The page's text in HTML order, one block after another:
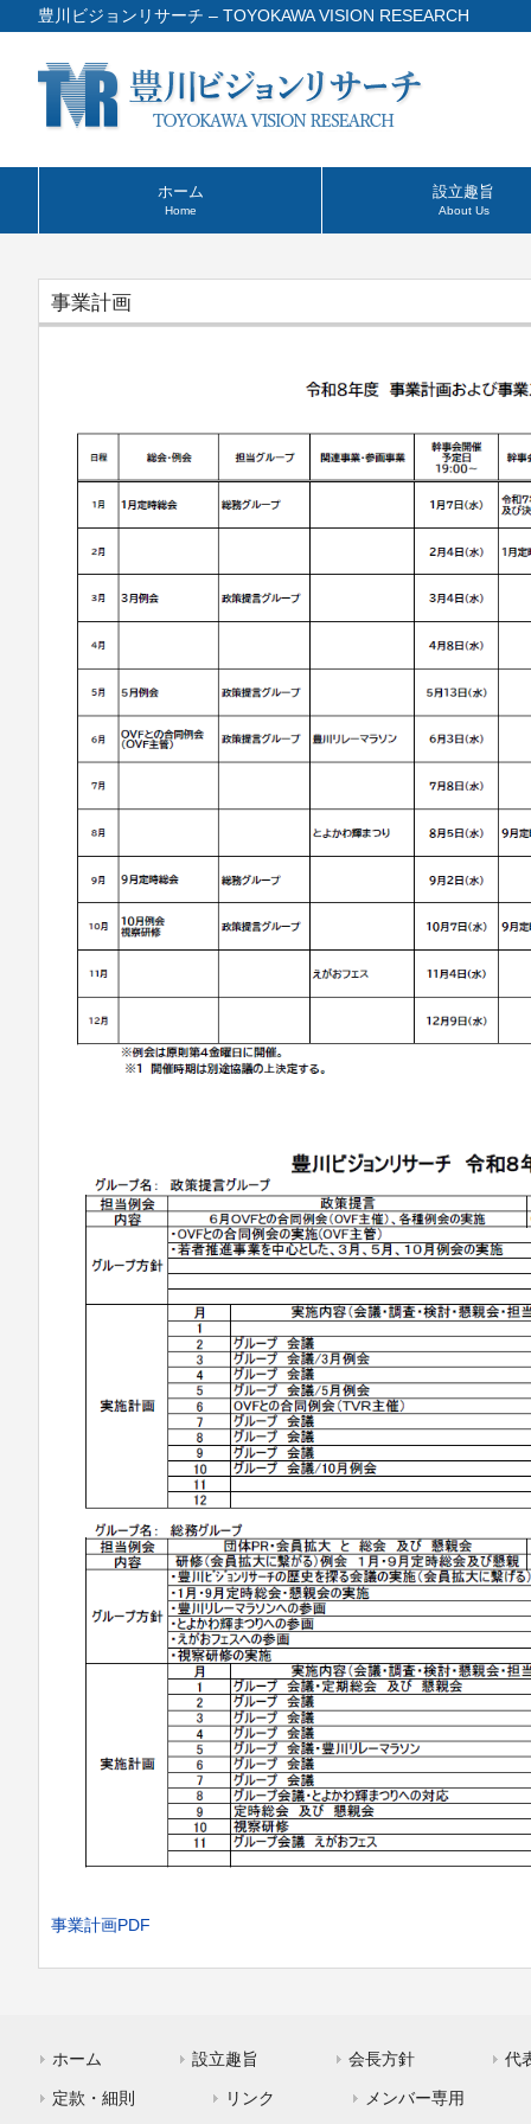
豊川ビジョンリサーチ – TOYOKAWA VISION RESEARCH
ホーム
Home
設立趣旨
About Us
事業計画
事業計画PDF
ホーム 設立趣旨 会長方針 代
定款・細則 リンク メンバー専用